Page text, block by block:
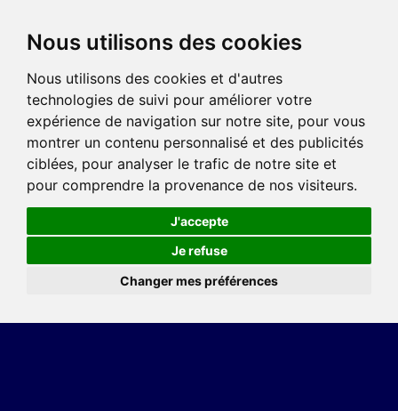
Nous utilisons des cookies
Nous utilisons des cookies et d'autres
technologies de suivi pour améliorer votre
expérience de navigation sur notre site, pour vous
montrer un contenu personnalisé et des publicités
ciblées, pour analyser le trafic de notre site et
pour comprendre la provenance de nos visiteurs.
J'accepte
Je refuse
Changer mes préférences